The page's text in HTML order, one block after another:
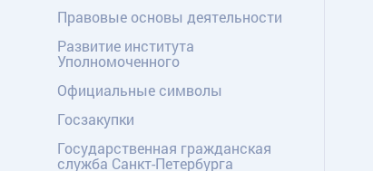
Правовые основы деятельности
Развитие института
Уполномоченного
Официальные символы
Госзакупки
Государственная гражданская
служба Санкт-Петербурга